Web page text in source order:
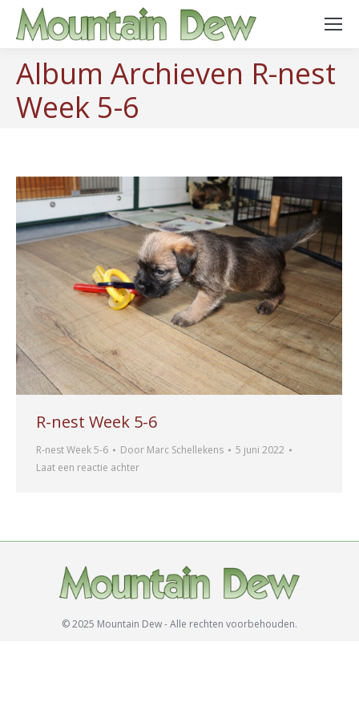
Album Archieven R-nest
Week 5-6
R-nest Week 5-6
R-nest Week 5-6 Door Marc Schellekens
5 juni 2022
Laat een reactie achter
© 2025 Mountain Dew - Alle rechten voorbehouden.